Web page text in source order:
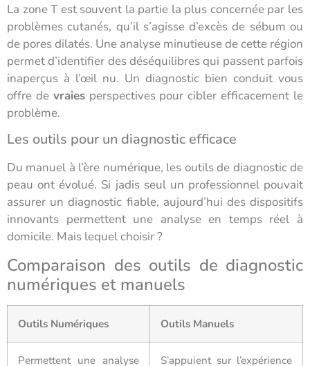
La zone T est souvent la partie la plus concernée par les
problèmes cutanés, qu’il s’agisse d’excès de sébum ou
de pores dilatés. Une analyse minutieuse de cette région
permet d’identifier des déséquilibres qui passent parfois
inaperçus à l’œil nu. Un diagnostic bien conduit vous
offre de vraiesperspectives pour cibler efficacement le
problème.
Les outils pour un diagnostic efficace
Du manuel à l’ère numérique, les outils de diagnostic de
peau ont évolué. Si jadis seul un professionnel pouvait
assurer un diagnostic fiable, aujourd’hui des dispositifs
innovants permettent une analyse en temps réel à
domicile. Mais lequel choisir ?
Comparaison des outils de diagnostic
numériques et manuels
Outils Numériques Outils Manuels
Permettent une analyse
S’appuient sur l’expérience